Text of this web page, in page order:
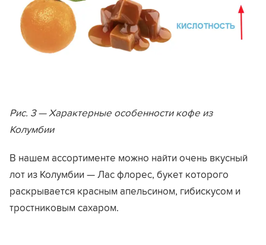
Рис. 3 — Характерные особенности кофе из
Колумбии
В нашем ассортименте можно найти очень вкусный
лот из Колумбии — Лас флорес, букет которого
раскрывается красным апельсином, гибискусом и
тростниковым сахаром.